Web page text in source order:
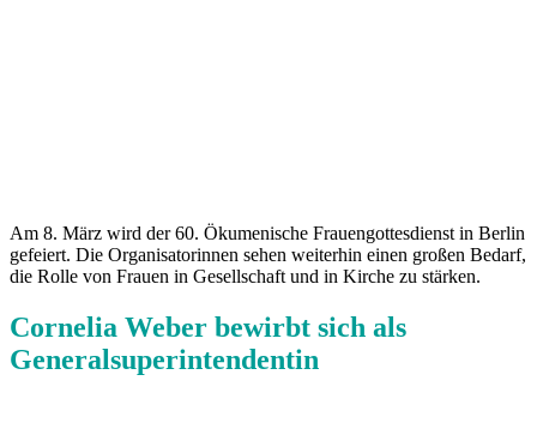
Am 8. März wird der 60. Ökumenische Frauengottesdienst in Berlin
gefeiert. Die Organisatorinnen sehen weiterhin einen großen Bedarf,
die Rolle von Frauen in Gesellschaft und in Kirche zu stärken.
Cornelia Weber bewirbt sich als
Generalsuperintendentin